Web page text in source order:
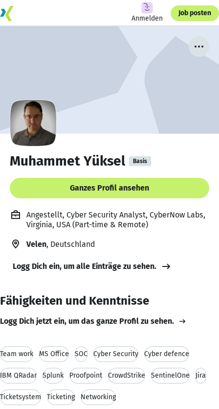
Anmelden
Job posten
Muhammet Yüksel Basis
Ganzes Profil ansehen
Angestellt, Cyber Security Analyst, CyberNow Labs,
Virginia, USA (Part-time & Remote)
Velen, Deutschland
Logg Dich ein, um alle Einträge zu sehen.
Fähigkeiten und Kenntnisse
Logg Dich jetzt ein, um das ganze Profil zu sehen.
Team work MS Office SOC Cyber Security Cyber defence
IBM QRadar Splunk Proofpoint CrowdStrike SentinelOne Jira
Ticketsystem Ticketing Networking